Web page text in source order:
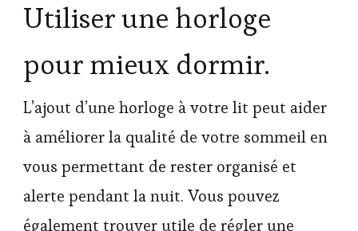
Utiliser une horloge
pour mieux dormir.
L’ajout d’une horloge à votre lit peut aider
à améliorer la qualité de votre sommeil en
vous permettant de rester organisé et
alerte pendant la nuit. Vous pouvez
également trouver utile de régler une